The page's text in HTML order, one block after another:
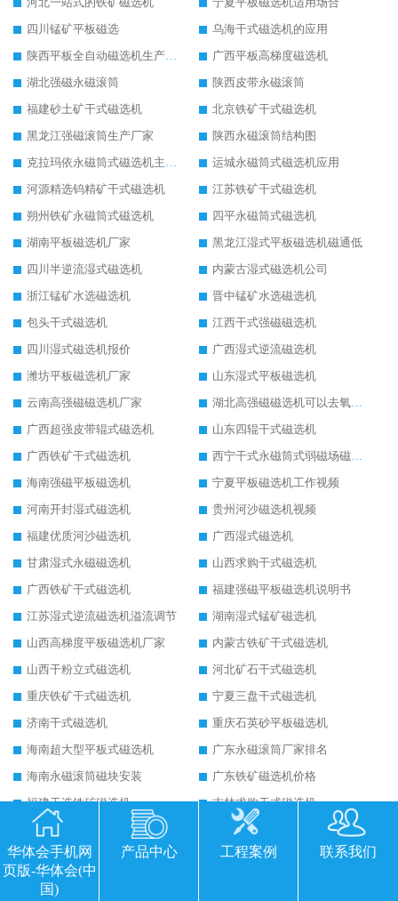
四川锰矿平板磁选
乌海干式磁选机的应用
陕西平板全自动磁选机生产厂家
广西平板高梯度磁选机
湖北强磁永磁滚筒
陕西皮带永磁滚筒
福建砂土矿干式磁选机
北京铁矿干式磁选机
黑龙江强磁滚筒生产厂家
陕西永磁滚筒结构图
克拉玛依永磁筒式磁选机主要技术参数
运城永磁筒式磁选机应用
河源精选钨精矿干式磁选机
江苏铁矿干式磁选机
朔州铁矿永磁筒式磁选机
四平永磁筒式磁选机
湖南平板磁选机厂家
黑龙江湿式平板磁选机磁通低
四川半逆流湿式磁选机
内蒙古湿式磁选机公司
浙江锰矿水选磁选机
晋中锰矿水选磁选机
包头干式磁选机
江西干式强磁磁选机
四川湿式磁选机报价
广西湿式逆流磁选机
潍坊平板磁选机厂家
山东湿式平板磁选机
云南高强磁磁选机厂家
湖北高强磁磁选机可以去氧化铝
广西超强皮带辊式磁选机
山东四辊干式磁选机
广西铁矿干式磁选机
西宁干式永磁筒式弱磁场磁选机结构图
海南强磁平板磁选机
宁夏平板磁选机工作视频
河南开封湿式磁选机
贵州河沙磁选机视频
福建优质河沙磁选机
广西湿式磁选机
甘肃湿式永磁磁选机
山西求购干式磁选机
广西铁矿干式磁选机
福建强磁平板磁选机说明书
江苏湿式逆流磁选机溢流调节
湖南湿式锰矿磁选机
山西高梯度平板磁选机厂家
内蒙古铁矿干式磁选机
山西干粉立式磁选机
河北矿石干式磁选机
重庆铁矿干式磁选机
宁夏三盘干式磁选机
济南干式磁选机
重庆石英砂平板磁选机
海南超大型平板式磁选机
广东永磁滚筒厂家排名
海南永磁滚筒磁块安装
广东铁矿磁选机价格
福建干选铁矿磁选机
吉林求购干式磁选机
陕西矿石干式磁选机
淄博平板全自动磁选机销售
广东平板干选磁选机
吉林高梯度平板磁选机
陕西平板全自动磁选机
华体会手机网
页版-华体会(中
国)
产品中心 工程案例 联系我们